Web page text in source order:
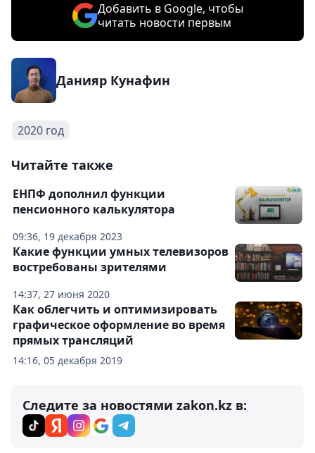
Добавить в Google, чтобы
читать новости первым
Данияр Кунафин
2020 год
Читайте также
09:36, 19 декабря 2023
ЕНПФ дополнил функции
пенсионного калькулятора
14:37, 27 июня 2020
Какие функции умных телевизоров
востребованы зрителями
14:16, 05 декабря 2019
Как облегчить и оптимизировать
графическое оформление во время
прямых трансляций
Следите за новостями zakon.kz в: